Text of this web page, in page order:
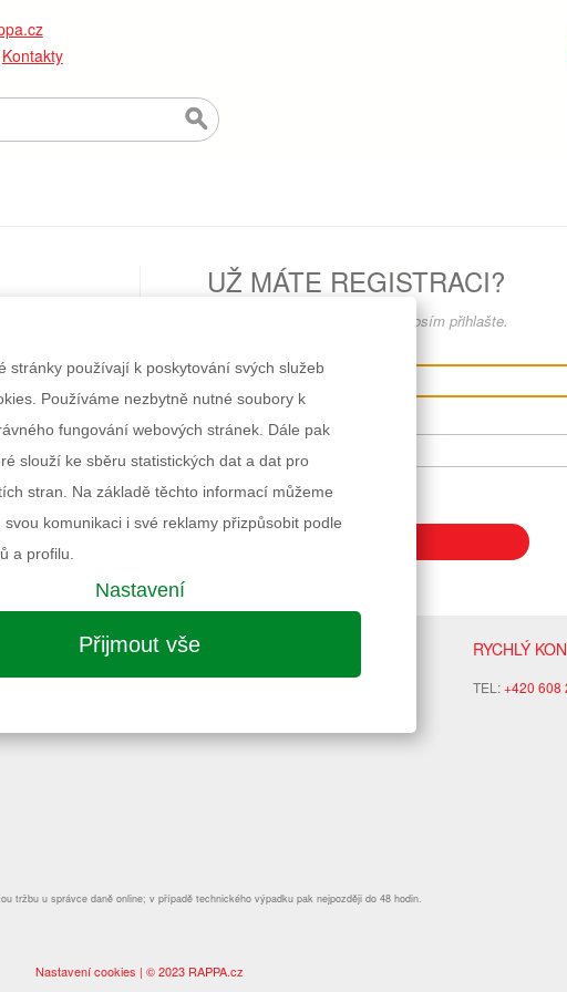
Kontakty
UŽ MÁTE REGISTRACI?
Pokud zde máte účet, pak se prosím přihlašte.
Heslo
Zapomněli jste heslo?
RYCHLÝ
TEL:+420 608
tržbu u správce daně online; v případě technického výpadku pak nejpozději do 48 hodin.
Nastavení cookies | © 2023 RAPPA.cz
stránky používají k poskytování svých služeb
Používáme nezbytně nutné soubory k
fungování webových stránek. Dále pak
slouží ke sběru statistických dat a dat pro
stran. Na základě těchto informací můžeme
svou komunikaci i své reklamy přizpůsobit podle
a profilu.
Nastavení
Přijmout vše